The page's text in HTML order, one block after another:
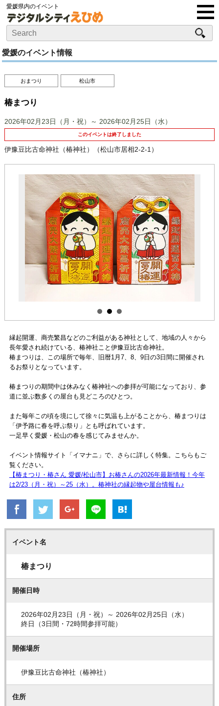
愛媛県内のイベント
愛媛のイベント情報
おまつり 松山市
椿まつり
2026年02月23日（月・祝）～ 2026年02月25日（水）
このイベントは終了しました
伊豫豆比古命神社（椿神社）（松山市居相2-2-1）
縁起開運、商売繁昌などのご利益がある神社として、地域の人々から
長年愛され続けている、椿神社こと伊豫豆比古命神社。
椿まつりは、この場所で毎年、旧暦1月7、8、9日の3日間に開催され
るお祭りとなっています。
椿まつりの期間中は休みなく椿神社への参拝が可能になっており、参
道に並ぶ数多くの屋台も見どころのひとつ。
また毎年この頃を境にして徐々に気温も上がることから、椿まつりは
「伊予路に春を呼ぶ祭り」とも呼ばれています。
一足早く愛媛・松山の春を感じてみませんか。
イベント情報サイト「イマナニ」で、さらに詳しく特集。こちらもご
覧ください。
【椿まつり・椿さん 愛媛/松山市】お椿さんの2026年最新情報！今年
は2/23（月・祝）～25（水）。椿神社の縁起物や屋台情報も♪
イベント名
椿まつり
開催日時
2026年02月23日（月・祝）～ 2026年02月25日（水）
終日（3日間・72時間参拝可能）
開催場所
伊豫豆比古命神社（椿神社）
住所